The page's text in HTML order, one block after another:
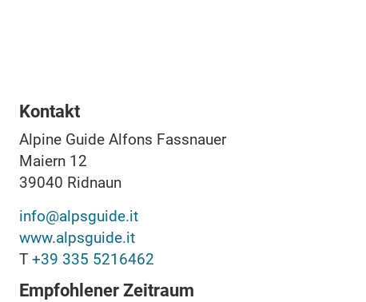
Kontakt
Alpine Guide Alfons Fassnauer
Maiern 12
39040 Ridnaun
info@alpsguide.it
www.alpsguide.it
T +39 335 5216462
Empfohlener Zeitraum